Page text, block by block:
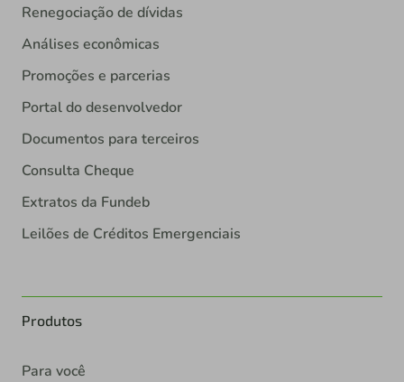
Renegociação de dívidas
Análises econômicas
Promoções e parcerias
Portal do desenvolvedor
Documentos para terceiros
Consulta Cheque
Extratos da Fundeb
Leilões de Créditos Emergenciais
Produtos
Para você